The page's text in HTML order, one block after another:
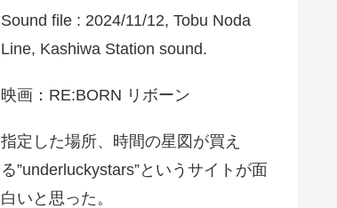
Sound file : 2024/11/12, Tobu Noda
Line, Kashiwa Station sound.
映画：RE:BORN リボーン
指定した場所、時間の星図が買え
る”underluckystars”というサイトが面
白いと思った。